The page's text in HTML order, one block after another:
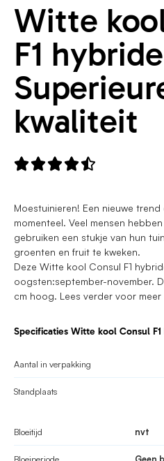
Witte
F1 hybride
kwaliteit

Moestuinieren! Een nieuwe
momenteel. Veel mensen
gebruiken een stukje van hun
groenten en fruit te kweken.
Deze Witte kool Consul F1
oogsten:september-november.
cm hoog. Lees verder voor meer
Specificaties Witte kool Consul
Aantal in verpakking
Standplaats
Bloeitijd nvt